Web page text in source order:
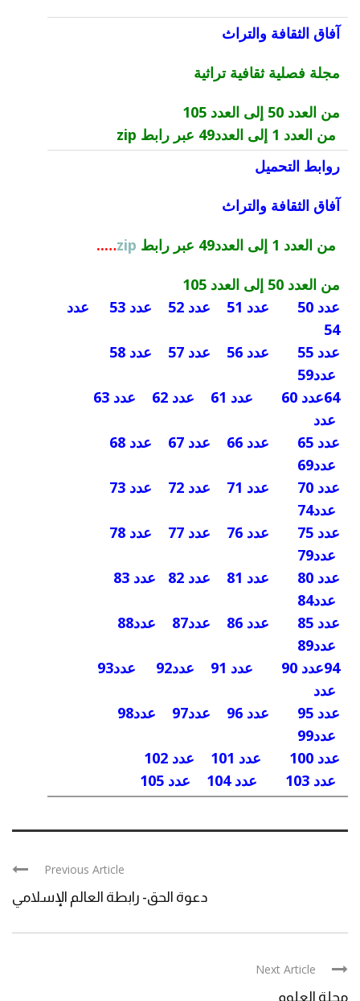
آفاق الثقافة والتراث
مجلة فصلية ثقافية تراثية
من العدد 50 إلى العدد 105
من العدد 1 إلى العدد49 عبر رابط zip
روابط التحميل
آفاق الثقافة والتراث
من العدد 1 إلى العدد49 عبر رابط zip
…..
من العدد 50 إلى العدد 105
عدد 50
عدد 51 عدد 52 عدد 53
عدد
54
عدد 55
عدد 56 عدد 57
عدد 58
عدد59
64عدد 60 عدد 61 عدد 62
عدد 63
عدد
عدد 65
عدد 66 عدد 67
عدد 68
عدد69
عدد 70
عدد 71 عدد 72
عدد 73
عدد74
عدد 75
عدد 76 عدد 77
عدد 78
عدد79
عدد 80
عدد 81 عدد 82
عدد 83
عدد84
عدد 85
عدد 86 عدد87
عدد88
عدد89
94عدد 90 عدد 91 عدد92
عدد93
عدد
عدد 95
عدد 96 عدد97
عدد98
عدد99
عدد 100
عدد 101
عدد 102
عدد 103
عدد 104 عدد 105
Previous Article
دعوة الحق- رابطة العالم الإسلامي
Next Article
مجلة العلوم